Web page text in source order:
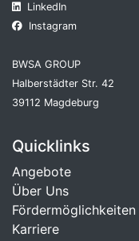
LinkedIn
Instagram
BWSA GROUP
Halberstädter Str. 42
39112 Magdeburg
Quicklinks
Angebote
Über Uns
Fördermöglichkeiten
Karriere